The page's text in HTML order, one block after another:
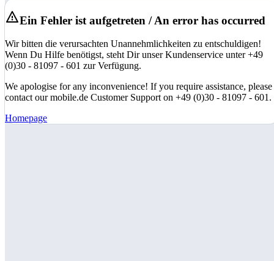
Ein Fehler ist aufgetreten / An error has occurred
Wir bitten die verursachten Unannehmlichkeiten zu entschuldigen!
Wenn Du Hilfe benötigst, steht Dir unser Kundenservice unter +49
(0)30 - 81097 - 601 zur Verfügung.
We apologise for any inconvenience! If you require assistance, please
contact our mobile.de Customer Support on +49 (0)30 - 81097 - 601.
Homepage